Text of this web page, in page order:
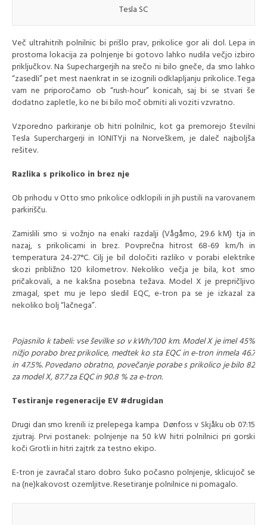
Tesla SC
Več ultrahitrih polnilnic bi prišlo prav, prikolice gor ali dol. Lepa in
prostorna lokacija za polnjenje bi gotovo lahko nudila večjo izbiro
priključkov. Na Supechargerjih na srečo ni bilo gneče, da smo lahko
“zasedli” pet mest naenkrat in se izognili odklapljanju prikolice. Tega
vam ne priporočamo ob “rush-hour” konicah, saj bi se stvari še
dodatno zapletle, ko ne bi bilo moč obrniti ali voziti vzvratno.
Vzporedno parkiranje ob hitri polnilnic, kot ga premorejo številni
Tesla Superchargerji in IONITYji na Norveškem, je daleč najboljša
rešitev.
Razlika s prikolico in brez nje
Ob prihodu v Otto smo prikolice odklopili in jih pustili na varovanem
parkirišču.
Zamislili smo si vožnjo na enaki razdalji (Vågåmo, 29.6 kM) tja in
nazaj, s prikolicami in brez. Povprečna hitrost 68-69 km/h in
temperatura 24-27°C. Cilj je bil določiti razliko v porabi elektrike
skozi približno 120 kilometrov. Nekoliko večja je bila, kot smo
pričakovali, a ne kakšna posebna težava. Model X je prepričljivo
zmagal, spet mu je lepo sledil EQC, e-tron pa se je izkazal za
nekoliko bolj “lačnega”.
Pojasnilo k tabeli: vse ševilke so v kWh/100 km. Model X je imel 45%
nižjo porabo brez prikolice, medtek ko sta EQC in e-tron inmela 46.7
in 47.5%. Povedano obratno, povečanje porabe s prikolico je bilo 82
za model X, 87.7 za EQC in 90.8 % za e-tron.
Testiranje regeneracije EV #drugidan
Drugi dan smo krenili iz prelepega kampa Dønfoss v Skjåku ob 07:15
zjutraj. Prvi postanek: polnjenje na 50 kW hitri polnilnici pri gorski
koči Grotli in hitri zajtrk za testno ekipo.
E-tron je zavračal staro dobro šuko počasno polnjenje, sklicujoč se
na (ne)kakovost ozemljitve. Resetiranje polnilnice ni pomagalo.